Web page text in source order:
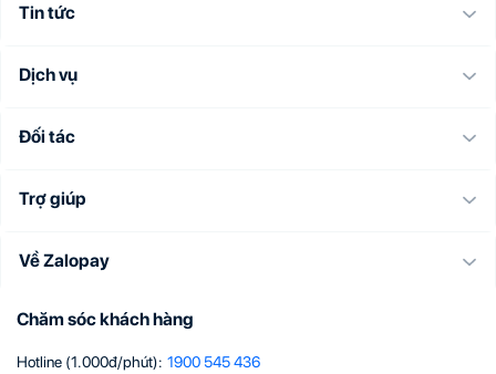
Tin tức
Dịch vụ
Đối tác
Trợ giúp
Về Zalopay
Chăm sóc khách hàng
Hotline (1.000đ/phút): 1900 545 436